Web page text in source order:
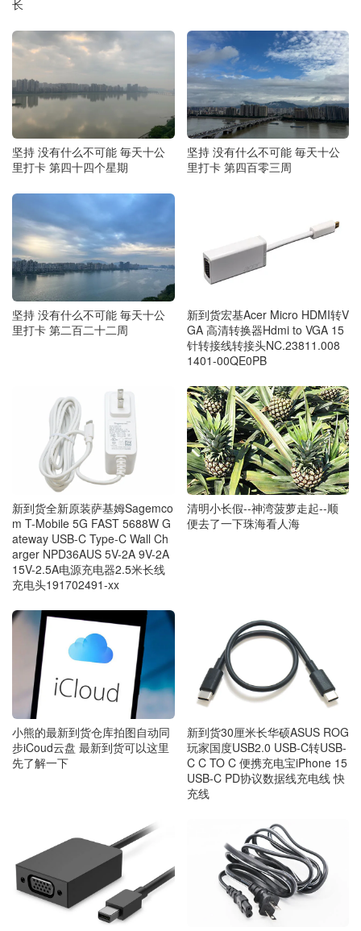
长
坚持 没有什么不可能 毎天十公
里打卡 第四十四个星期
坚持 没有什么不可能 毎天十公
里打卡 第四百零三周
坚持 没有什么不可能 毎天十公
里打卡 第二百二十二周
新到货宏基Acer Micro HDMI转V
GA 高清转换器Hdmi to VGA 15
针转接线转接头NC.23811.008
1401-00QE0PB
新到货全新原装萨基姆Sagemco
m T-Mobile 5G FAST 5688W G
ateway USB-C Type-C Wall Ch
arger NPD36AUS 5V-2A 9V-2A
15V-2.5A电源充电器2.5米长线
充电头191702491-xx
清明小长假--神湾菠萝走起--顺
便去了一下珠海看人海
小熊的最新到货仓库拍图自动同
步iCoud云盘 最新到货可以这里
先了解一下
新到货30厘米长华硕ASUS ROG
玩家国度USB2.0 USB-C转USB-
C C TO C 便携充电宝iPhone 15
USB-C PD协议数据线充电线 快
充线